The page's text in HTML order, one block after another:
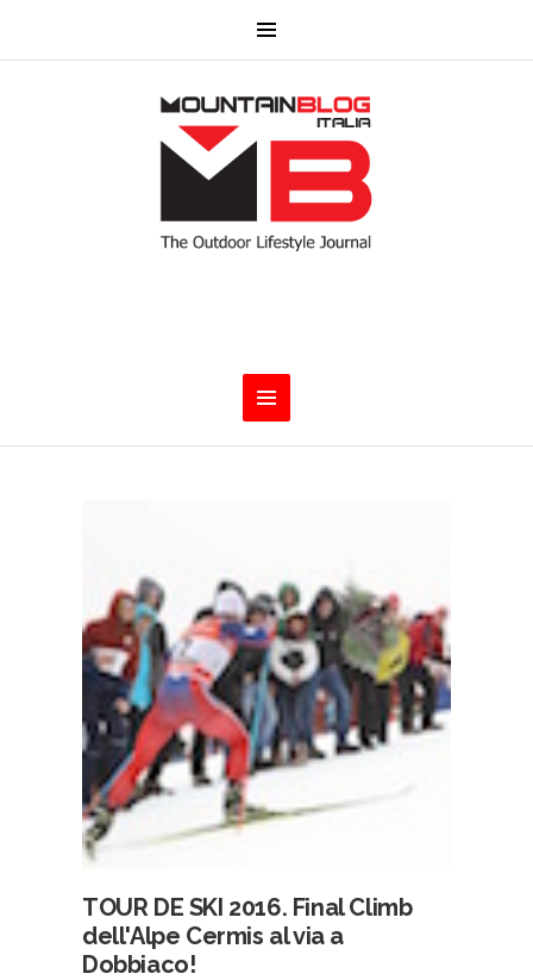
TOUR DE SKI 2016. Final Climb
dell'Alpe Cermis al via a
Dobbiaco!